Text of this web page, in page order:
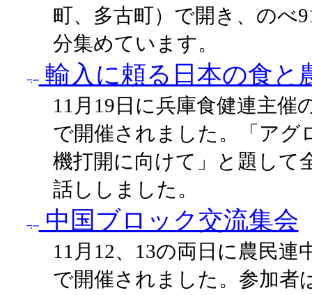
町、多古町）で開き、のべ
分集めています。
輸入に頼る日本の食
11月19日に兵庫食健連主催
で開催されました。「アグ
機打開に向けて」と題して
話ししました。
中国ブロック交流集会
11月12、13の両日に農民
で開催されました。参加者